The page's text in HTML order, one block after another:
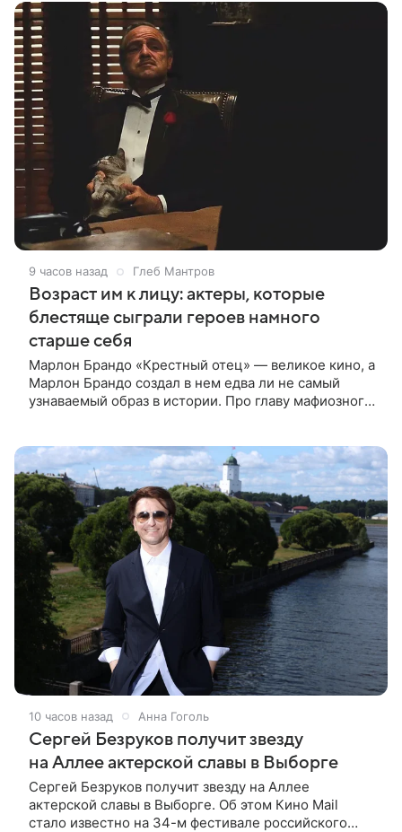
9 часов назад Глеб Мантров
Возраст им к лицу: актеры, которые
блестяще сыграли героев намного
старше себя
Марлон Брандо «Крестный отец» — великое кино, а
Марлон Брандо создал в нем едва ли не самый
узнаваемый образ в истории. Про главу мафиозного
10 часов назад Анна Гоголь
Сергей Безруков получит звезду
на Аллее актерской славы в Выборге
Сергей Безруков получит звезду на Аллее
актерской славы в Выборге. Об этом Кино Mail
стало известно на 34-м фестивале российского